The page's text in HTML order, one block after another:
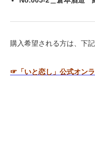
購入希望される方は、下
☞「いと恋し」公式オン